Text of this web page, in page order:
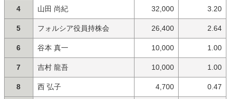
4 山田 尚紀 32,000 3.20
5 フォルシア役員持株会 26,400 2.64
6 谷本 真一 10,000 1.00
7 吉村 龍吾 10,000 1.00
8 西 弘子 4,700 0.47